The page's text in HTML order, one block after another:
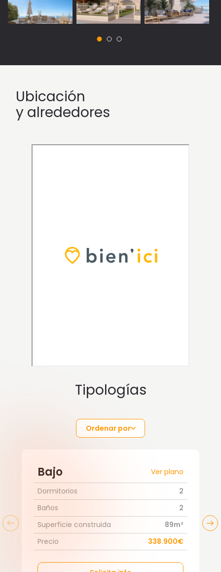
Ubicación
y alrededores
Tipologías
Ordenar por
Bajo
Ver plano
Dormitorios
2
Baños
2
Superficie construida
89m²
Precio
338.900€